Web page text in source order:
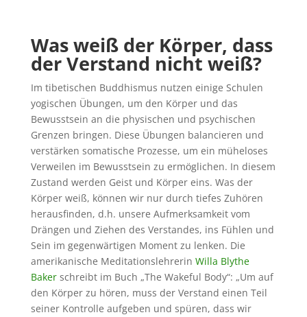
Was weiß der Körper, dass
der Verstand nicht weiß?
Im tibetischen Buddhismus nutzen einige Schulen
yogischen Übungen, um den Körper und das
Bewusstsein an die physischen und psychischen
Grenzen bringen. Diese Übungen balancieren und
verstärken somatische Prozesse, um ein müheloses
Verweilen im Bewusstsein zu ermöglichen. In diesem
Zustand werden Geist und Körper eins. Was der
Körper weiß, können wir nur durch tiefes Zuhören
herausfinden, d.h. unsere Aufmerksamkeit vom
Drängen und Ziehen des Verstandes, ins Fühlen und
Sein im gegenwärtigen Moment zu lenken. Die
amerikanische Meditationslehrerin Willa Blythe
Bakerschreibt im Buch „The Wakeful Body“: „Um auf
den Körper zu hören, muss der Verstand einen Teil
seiner Kontrolle aufgeben und spüren, dass wir